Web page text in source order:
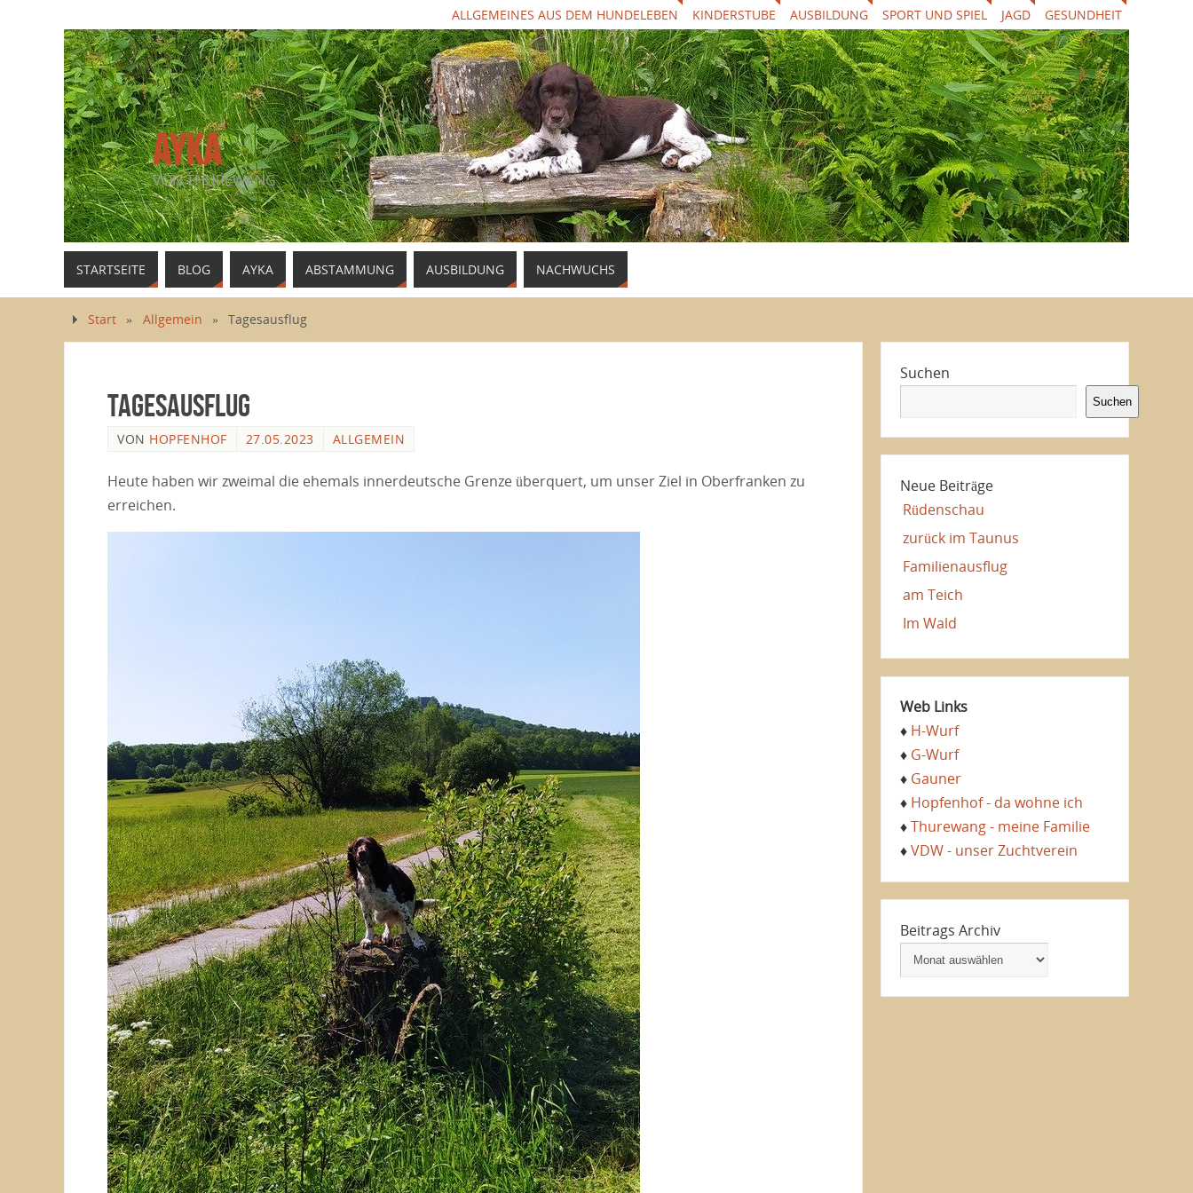
ALLGEMEINES AUS DEM HUNDELEBEN KINDERSTUBE AUSBILDUNG SPORT UND SPIEL JAGD GESUNDHEIT
AYKA
VON THUREWANG
STARTSEITE BLOG AYKA ABSTAMMUNG AUSBILDUNG NACHWUCHS
Start » Allgemein » Tagesausflug
Tagesausflug
VON HOPFENHOF 27.05.2023 ALLGEMEIN
Heute haben wir zweimal die ehemals innerdeutsche Grenze überquert, um unser Ziel in Oberfranken zu
erreichen.
Suchen
Suchen
Neue Beiträge
Rüdenschau
zurück im Taunus
Familienausflug
am Teich
Im Wald
Web Links
♦ H-Wurf
♦ G-Wurf
♦ Gauner
♦ Hopfenhof - da wohne ich
♦Thurewang - meine Familie
♦VDW - unser Zuchtverein
Beitrags Archiv